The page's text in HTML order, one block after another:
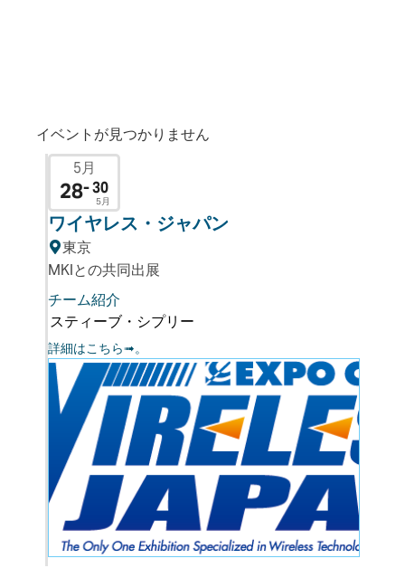
イベントが見つかりません
5月
28- 30
5月
ワイヤレス・ジャパン
東京
MKIとの共同出展
チーム紹介
スティーブ・シプリー
詳細はこちら➟。